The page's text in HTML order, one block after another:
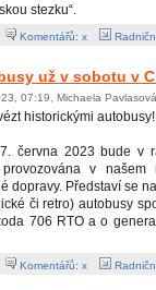
stezku“.
Komentářů: x
už v sobotu v
07:19, Michaela
historickými autobusy!
června 2023 bude v
v našem
dopravy. Představí se
či retro) autobusy
706 RTO a o
Komentářů: x